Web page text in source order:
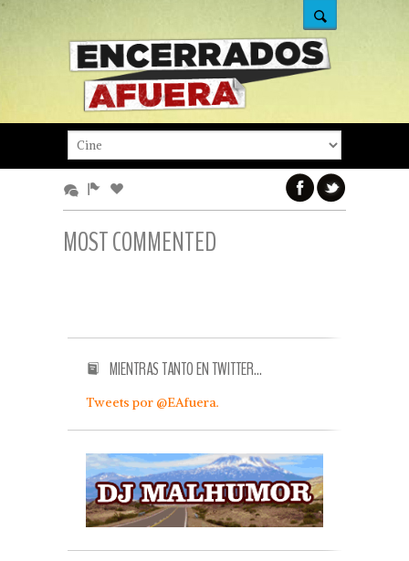
MOST COMMENTED
MIENTRAS TANTO EN TWITTER…
Tweets por @EAfuera.